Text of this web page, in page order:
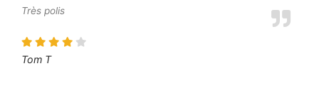
Très polis
Tom T